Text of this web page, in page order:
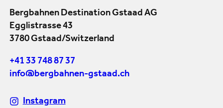
Bergbahnen Destination Gstaad AG
Egglistrasse 43
3780 Gstaad/Switzerland
+41 33 748 87 37
info@bergbahnen-gstaad.ch
Instagram